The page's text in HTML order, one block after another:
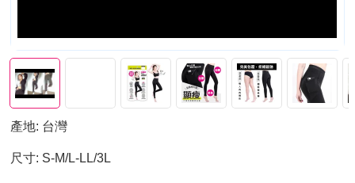
產地: 台灣
尺寸: S-M/L-LL/3L